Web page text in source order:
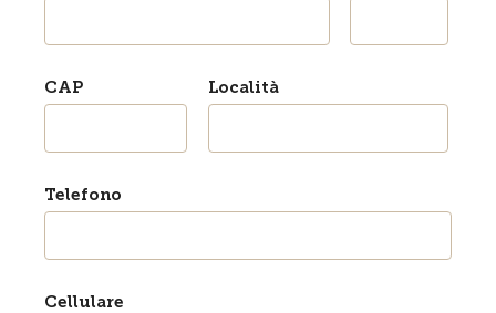
CAP Località
Telefono
Cellulare